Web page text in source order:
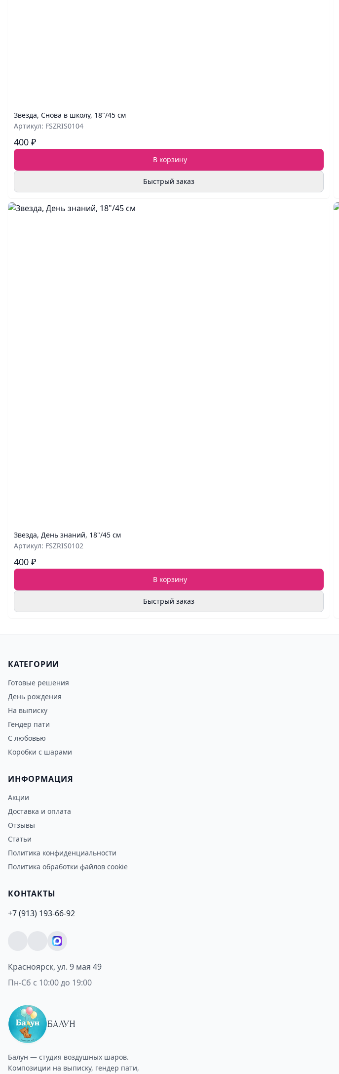
Звезда, Снова в школу, 18"/45 см
Артикул: FSZRIS0104
400 ₽
В корзину
Быстрый заказ
Звезда, День знаний, 18"/45 см
Артикул: FSZRIS0102
400 ₽
В корзину
Быстрый заказ
КАТЕГОРИИ
Готовые решения
День рождения
На выписку
Гендер пати
С любовью
Коробки с шарами
ИНФОРМАЦИЯ
Акции
Доставка и оплата
Отзывы
Статьи
Политика конфиденциальности
Политика обработки файлов cookie
КОНТАКТЫ
+7 (913) 193-66-92
Красноярск, ул. 9 мая 49
Пн-Сб с 10:00 до 19:00
БАЛУН
Балун — студия воздушных шаров.
Композиции на выписку, гендер пати,